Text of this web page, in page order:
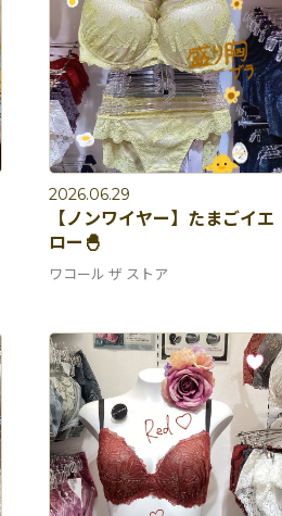
2026.06.29
【ノンワイヤー】たまごイエ
ロー🐣
ワコール ザ ストア